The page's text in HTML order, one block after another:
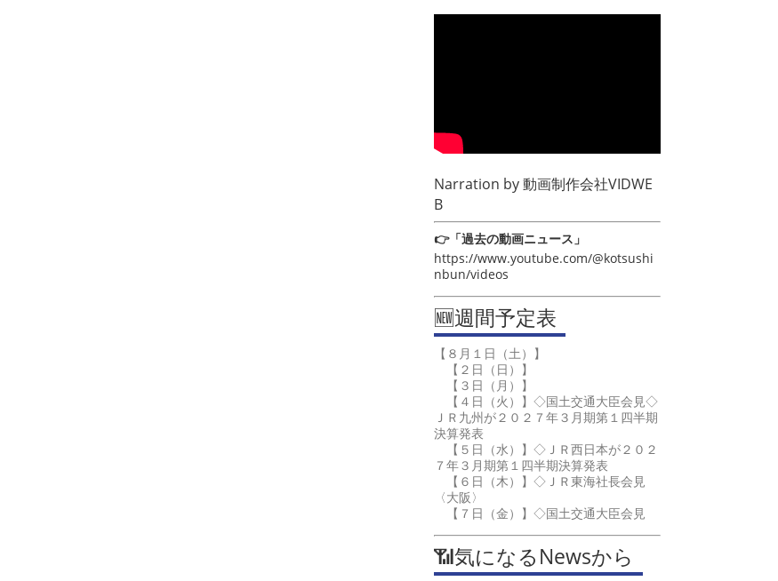
Narration by動画制作会社VIDWE
B
👉「過去の動画ニュース」
https://www.youtube.com/@kotsushi
nbun/videos
🆕週間予定表
【８月１日（土）】
【２日（日）】
【３日（月）】
【４日（火）】◇国土交通大臣会見◇
ＪＲ九州が２０２７年３月期第１四半期
決算発表
【５日（水）】◇ＪＲ西日本が２０２
７年３月期第１四半期決算発表
【６日（木）】◇ＪＲ東海社長会見
〈大阪〉
【７日（金）】◇国土交通大臣会見
📶気になるNewsから